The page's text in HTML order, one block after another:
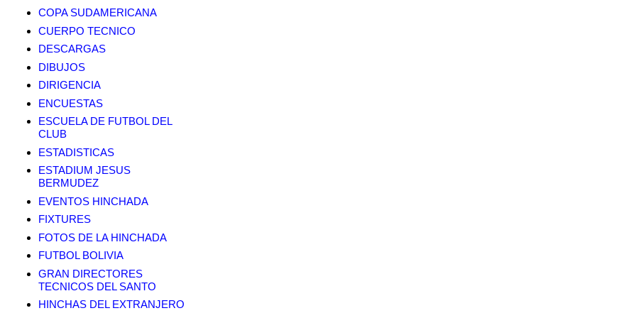
COPA SUDAMERICANA
CUERPO TECNICO
DESCARGAS
DIBUJOS
DIRIGENCIA
ENCUESTAS
ESCUELA DE FUTBOL DEL
CLUB
ESTADISTICAS
ESTADIUM JESUS
BERMUDEZ
EVENTOS HINCHADA
FIXTURES
FOTOS DE LA HINCHADA
FUTBOL BOLIVIA
GRAN DIRECTORES
TECNICOS DEL SANTO
HINCHAS DEL EXTRANJERO